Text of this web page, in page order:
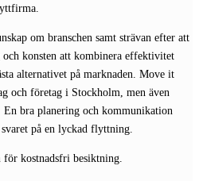
om branschen samt strävan efter att
konsten att kombinera effektivitet
alternativet på marknaden. Move it
och företag i Stockholm, men även
bra planering och kommunikation
på en lyckad flyttning.
kostnadsfri besiktning.